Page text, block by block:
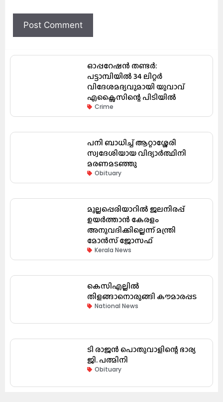
ഓപ്പറേഷൻ തണ്ടർ:
പട്ടാമ്പിയിൽ 34 ലിറ്റർ
വിദേശമദ്യവുമായി യുവാവ്
എക്സൈസിന്റെ പിടിയിൽ
Crime
പനി ബാധിച്ച് ആറ്റാശ്ശേരി
സ്വദേശിയായ വിദ്യാർത്ഥിനി
മരണമടഞ്ഞു
Obituary
മുല്ലപ്പെരിയാറിൽ ജലനിരപ്പ്
ഉയർത്താൻ കേരളം
അനുവദിക്കില്ലെന്ന് മന്ത്രി
മോൻസ് ജോസഫ്
Kerala News
കെസിഎല്ലിൽ
തിളങ്ങാനൊരുങ്ങി കൗമാരപ്പട
National News
ടി രാജൻ പൊതുവാളിന്റെ ഭാര്യ
ജി. പത്മിനി
Obituary